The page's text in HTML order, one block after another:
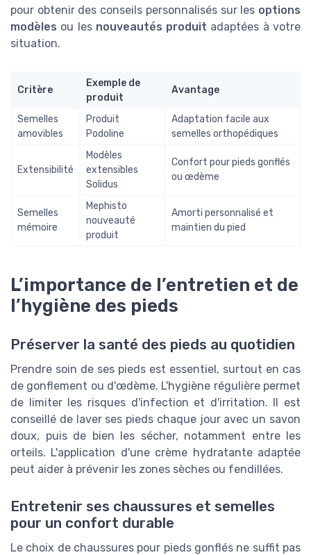
pour obtenir des conseils personnalisés sur les options
modèles ou les nouveautés produit adaptées à votre
situation.
Critère
Exemple de
produit
Avantage
Semelles
amovibles
Produit
Podoline
Adaptation facile aux
semelles orthopédiques
Extensibilité
Modèles
extensibles
Solidus
Confort pour pieds gonflés
ou œdème
Semelles
mémoire
Mephisto
nouveauté
produit
Amorti personnalisé et
maintien du pied
L’importance de l’entretien et de
l’hygiène des pieds
Préserver la santé des pieds au quotidien
Prendre soin de ses pieds est essentiel, surtout en cas
de gonflement ou d'œdème. L'hygiène régulière permet
de limiter les risques d'infection et d'irritation. Il est
conseillé de laver ses pieds chaque jour avec un savon
doux, puis de bien les sécher, notamment entre les
orteils. L'application d'une crème hydratante adaptée
peut aider à prévenir les zones sèches ou fendillées.
Entretenir ses chaussures et semelles
pour un confort durable
Le choix de chaussures pour pieds gonflés ne suffit pas